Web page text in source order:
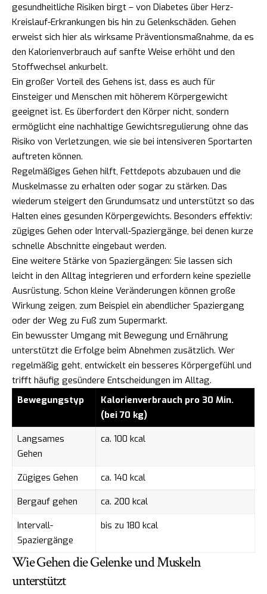
gesundheitliche Risiken birgt – von Diabetes über Herz-
Kreislauf-Erkrankungen bis hin zu Gelenkschäden. Gehen
erweist sich hier als wirksame Präventionsmaßnahme, da es
den Kalorienverbrauch auf sanfte Weise erhöht und den
Stoffwechsel ankurbelt.
Ein großer Vorteil des Gehens ist, dass es auch für
Einsteiger und Menschen mit höherem Körpergewicht
geeignet ist. Es überfordert den Körper nicht, sondern
ermöglicht eine nachhaltige Gewichtsregulierung ohne das
Risiko von Verletzungen, wie sie bei intensiveren Sportarten
auftreten können.
Regelmäßiges Gehen hilft, Fettdepots abzubauen und die
Muskelmasse zu erhalten oder sogar zu stärken. Das
wiederum steigert den Grundumsatz und unterstützt so das
Halten eines gesunden Körpergewichts. Besonders effektiv:
zügiges Gehen oder Intervall-Spaziergänge, bei denen kurze
schnelle Abschnitte eingebaut werden.
Eine weitere Stärke von Spaziergängen: Sie lassen sich
leicht in den Alltag integrieren und erfordern keine spezielle
Ausrüstung. Schon kleine Veränderungen können große
Wirkung zeigen, zum Beispiel ein abendlicher Spaziergang
oder der Weg zu Fuß zum Supermarkt.
Ein bewusster Umgang mit Bewegung und Ernährung
unterstützt die Erfolge beim Abnehmen zusätzlich. Wer
regelmäßig geht, entwickelt ein besseres Körpergefühl und
trifft häufig gesündere Entscheidungen im Alltag.
Bewegungstyp
Kalorienverbrauch pro 30 Min.
(bei 70 kg)
Langsames
Gehen
ca. 100 kcal
Zügiges Gehen
ca. 140 kcal
Bergauf gehen
ca. 200 kcal
Intervall-
Spaziergänge
bis zu 180 kcal
Wie Gehen die Gelenke und Muskeln
unterstützt